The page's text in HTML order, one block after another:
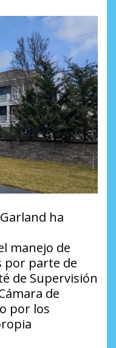
ha
manejo de
por parte de
de Supervisión
de
por los